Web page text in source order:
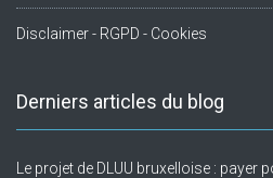
Disclaimer - RGPD - Cookies
Derniers articles du blog
Le projet de DLUU bruxelloise : payer